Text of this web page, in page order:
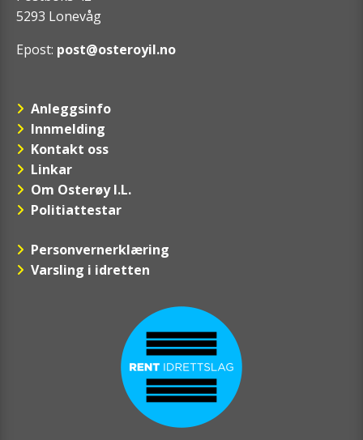
5293 Lonevåg
Epost: post@osteroyil.no
Anleggsinfo
Innmelding
Kontakt oss
Linkar
Om Osterøy I.L.
Politiattestar
Personvernerklæring
Varsling i idretten